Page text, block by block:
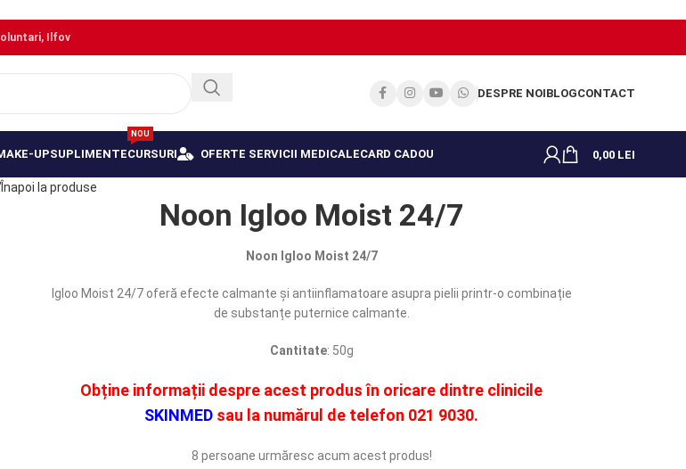
Ilfov
DESPRE NOIBLOGCONTACT
UPSUPLIMENTECURSURI
NOU
OFERTE SERVICII MEDICALECARD CADOU 0,00 LEI
Înapoi la produse
Noon Igloo Moist 24/7
Noon Igloo Moist 24/7
Igloo Moist 24/7 oferă efecte calmante și antiinflamatoare asupra pielii printr-o combinație
de substanțe puternice calmante.
Cantitate: 50g
Obține informații despre acest produs în oricare dintre clinicile
SKINMED sau la numărul de telefon 021 9030.
8 persoane urmăresc acum acest produs!